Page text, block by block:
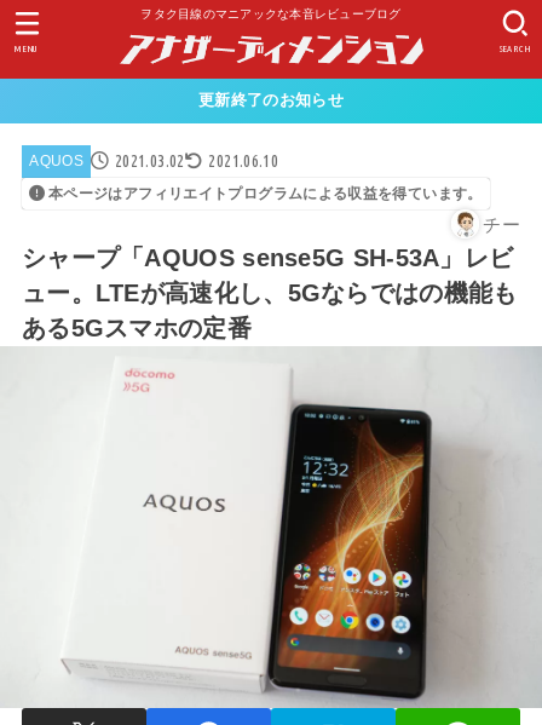
ヲタク目線のマニアックな本音レビューブログ
SEARCH
MENU
更新終了のお知らせ
AQUOS 2021.03.02 2021.06.10
本ページはアフィリエイトプログラムによる収益を得ています。
チー
シャープ「AQUOS sense5G SH-53A」レビ
ュー。LTEが高速化し、5Gならではの機能も
ある5Gスマホの定番